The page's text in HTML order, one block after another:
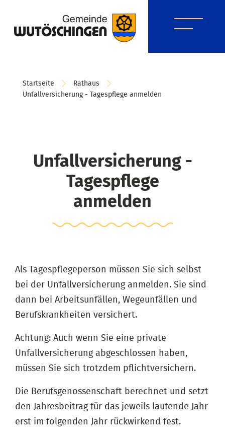
Startseite
Rathaus
Unfallversicherung - Tagespflege anmelden
Unfallversicherung -
Tagespflege
anmelden
Als Tagespflegeperson müssen Sie sich selbst
bei der Unfallversicherung anmelden. Sie sind
dann bei Arbeitsunfällen, Wegeunfällen und
Berufskrankheiten versichert.
Achtung: Auch wenn Sie eine private
Unfallversicherung abgeschlossen haben,
müssen Sie sich trotzdem pflichtversichern.
Die Berufsgenossenschaft berechnet und setzt
den Jahresbeitrag für das jeweils laufende Jahr
erst im folgenden Jahr rückwirkend fest.